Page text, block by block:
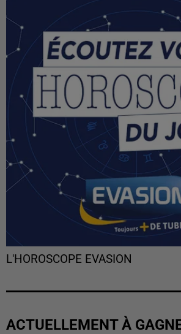
L'HOROSCOPE EVASION
ACTUELLEMENT À